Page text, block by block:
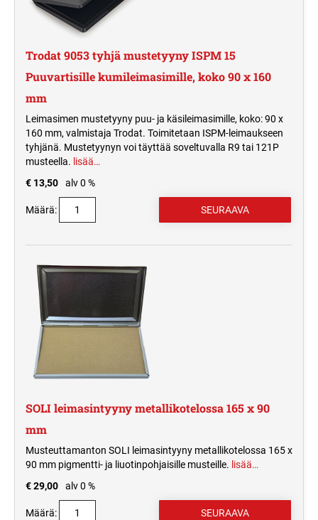
Trodat 9053 tyhjä mustetyyny ISPM 15
Puuvartisille kumileimasimille, koko 90 x 160
mm
Leimasimen mustetyyny puu- ja käsileimasimille, koko: 90 x
160 mm, valmistaja Trodat. Toimitetaan ISPM-leimaukseen
tyhjänä. Mustetyynyn voi täyttää soveltuvalla R9 tai 121P
musteella. lisää…
€ 13,50
alv 0 %
Määrä:
SOLI leimasintyyny metallikotelossa 165 x 90
mm
Musteuttamanton SOLI leimasintyyny metallikotelossa 165 x
90 mm pigmentti- ja liuotinpohjaisille musteille. lisää…
€ 29,00
alv 0 %
Määrä: